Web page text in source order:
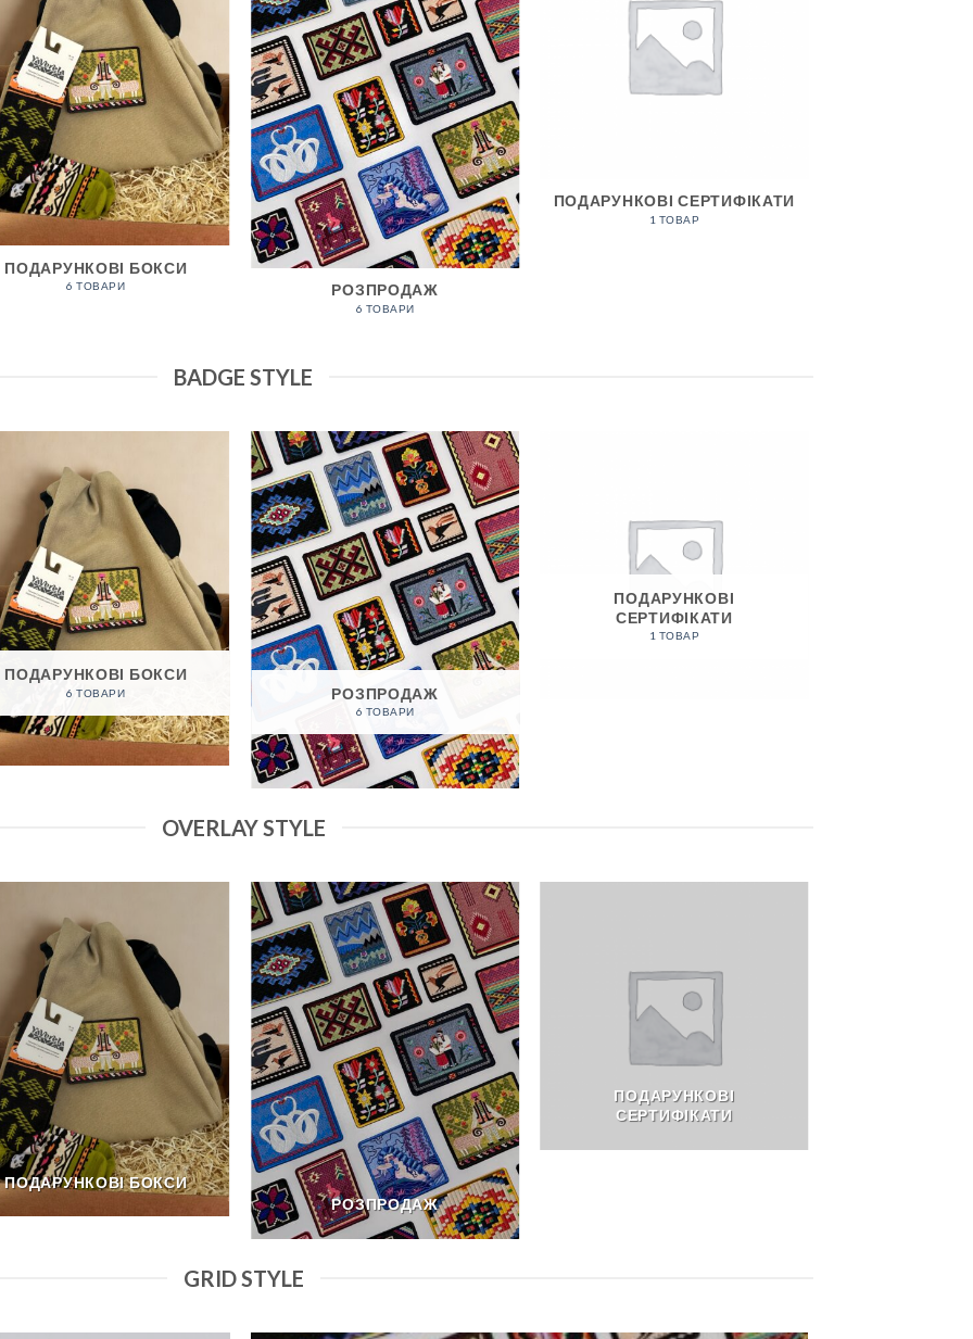
ПОДАРУНКОВІ БОКСИ
6 ТОВАРИ РОЗПРОДАЖ
6 ТОВАРИ
ПОДАРУНКОВІ СЕРТИФІКАТИ
1 ТОВАР
BADGE STYLE
ПОДАРУНКОВІ БОКСИ
6 ТОВАРИ РОЗПРОДАЖ
6 ТОВАРИ
ПОДАРУНКОВІ
СЕРТИФІКАТИ
1 ТОВАР
OVERLAY STYLE
ПОДАРУНКОВІ БОКСИ
РОЗПРОДАЖ
ПОДАРУНКОВІ
СЕРТИФІКАТИ
GRID STYLE